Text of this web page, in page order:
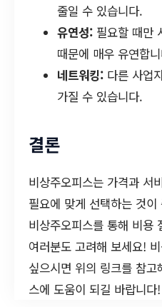
줄일 수 있습니다.
유연성: 필요할 때만
때문에 매우 유연합
네트워킹: 다른 사업
가질 수 있습니다.
결론
비상주오피스는 가격과 서
필요에 맞게 선택하는 것
비상주오피스를 통해 비용
여러분도 고려해 보세요!
싶으시면 위의 링크를 참
스에 도움이 되길 바랍니다!